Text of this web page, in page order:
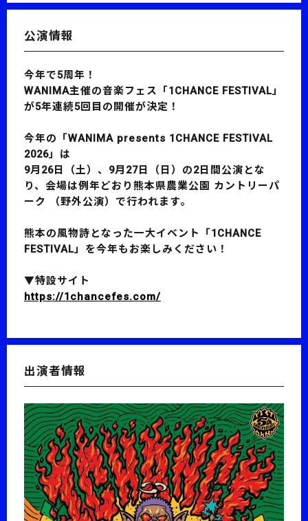
公演情報
今年で5周年！
WANIMA主催の音楽フェス「1CHANCE FESTIVAL」
が5年連続5回目の開催が決定！
今年の「WANIMA presents 1CHANCE FESTIVAL
2026」は
9月26日（土）、9月27日（日）の2日間公演とな
り、会場は例年どおり熊本県農業公園 カントリーパ
ーク （野外公演）で行われます。
熊本の風物詩となった一大イベント「1CHANCE
FESTIVAL」を今年もお楽しみください！
▼特設サイト
https://1chancefes.com/
出演者情報